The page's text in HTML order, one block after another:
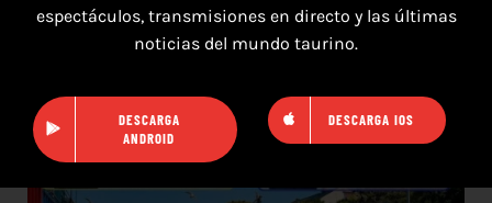
espectáculos, transmisiones en directo y las últimas
noticias del mundo taurino.
DESCARGA
ANDROID
DESCARGA IOS